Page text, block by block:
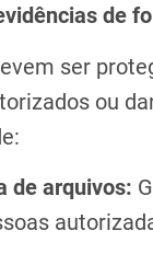
de
ser
ou
de arquivos: